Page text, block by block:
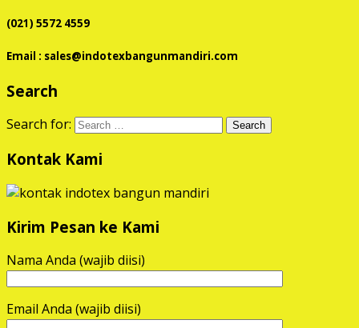
(021) 5572 4559
Email : sales@indotexbangunmandiri.com
Search
Search for:
Kontak Kami
Kirim Pesan ke Kami
Nama Anda (wajib diisi)
Email Anda (wajib diisi)